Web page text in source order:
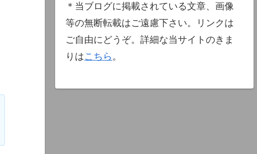
＊当ブログに掲載されている文章、画像
等の無断転載はご遠慮下さい。リンクは
ご自由にどうぞ。詳細な当サイトのきま
りはこちら 。